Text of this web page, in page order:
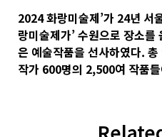
2024 화랑미술제’가 24년 서
랑미술제가’ 수원으로 장소
은 예술작품을 선사하였다.
작가 600명의 2,500여 작품